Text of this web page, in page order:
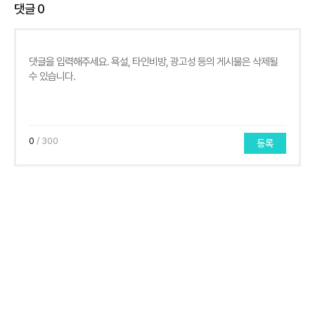
댓글0
0 / 300 등록